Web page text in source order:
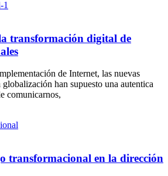
transformación digital de
de Internet, las nuevas
han supuesto una autentica
comunicarnos,
transformacional en la dirección